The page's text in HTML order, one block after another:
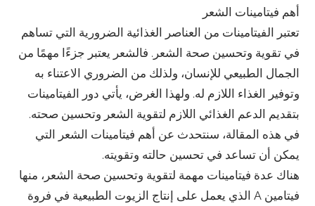
أهم فيتامينات الشعر
تعتبر الفيتامينات من العناصر الغذائية الضرورية التي تساهم
في تقوية وتحسين صحة الشعر. فالشعر يعتبر جزءًا مهمًا من
الجمال الطبيعي للإنسان، ولذلك من الضروري الاعتناء به
وتوفير الغذاء اللازم له. ولهذا الغرض، يأتي دور الفيتامينات
بتقديم الدعم الغذائي اللازم لتقوية الشعر وتحسين صحته.
في هذه المقالة، سنتحدث عن أهم فيتامينات الشعر التي
يمكن أن تساعد في تحسين حالته وتقويته.
هناك عدة فيتامينات مهمة لتقوية وتحسين صحة الشعر، منها
فيتامين A الذي يعمل على إنتاج الزيوت الطبيعية في فروة